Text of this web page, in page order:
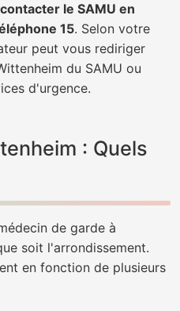
contacter le SAMU en
15. Selon votre
peut vous rediriger
du SAMU ou
d'urgence.
: Quels
de garde à
soit l'arrondissement.
en fonction de plusieurs